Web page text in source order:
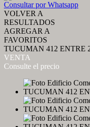
Consultar por Whatsapp
VOLVER A
RESULTADOS
AGREGAR A
FAVORITOS
TUCUMAN 412 ENTRE
VENTA
Consulte el precio